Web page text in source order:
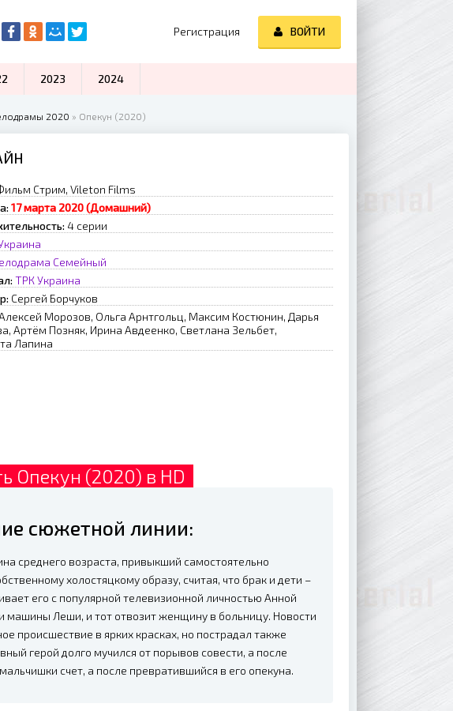
2020 » Опекун (2020)
Стрим, Vileton Films
17 марта 2020 (Домашний)
4 серии
Семейный
ТРК Украина
Сергей Борчуков
Морозов, Ольга Арнтгольц, Максим Костюнин, Дарья
Артём Позняк, Ирина Авдеенко, Светлана Зельбет,
Лапина
Опекун (2020) в HD
сюжетной линии:
среднего возраста, привыкший самостоятельно
холостяцкому образу, считая, что брак и дети –
его с популярной телевизионной личностью Анной
машины Леши, и тот отвозит женщину в больницу. Новости
происшествие в ярких красках, но пострадал также
герой долго мучился от порывов совести, а после
счет, а после превратившийся в его опекуна.
Регистрация ВОЙТИ
2023 2024